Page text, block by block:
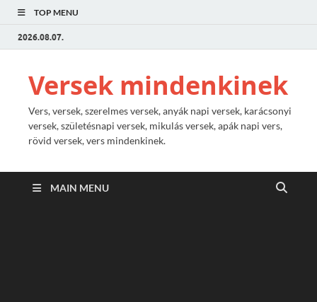
TOP MENU
2026.08.07.
Versek mindenkinek
Vers, versek, szerelmes versek, anyák napi versek, karácsonyi
versek, születésnapi versek, mikulás versek, apák napi vers,
rövid versek, vers mindenkinek.
MAIN MENU